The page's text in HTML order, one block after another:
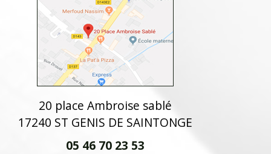
20 place Ambroise sablé
17240 ST GENIS DE SAINTONGE
05 46 70 23 53